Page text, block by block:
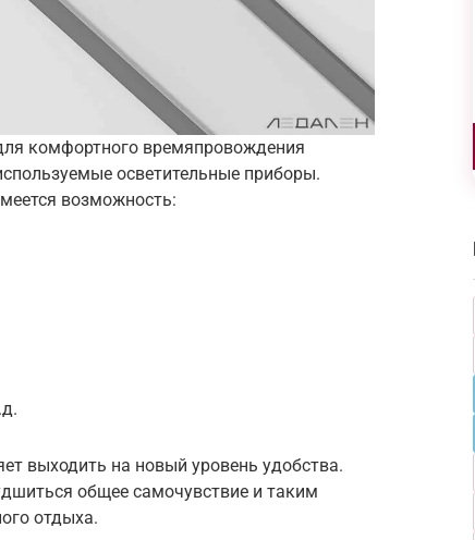
комфортного времяпровождения
осветительные приборы.
возможность:
выходить на новый уровень удобства.
общее самочувствие и таким
отдыха.